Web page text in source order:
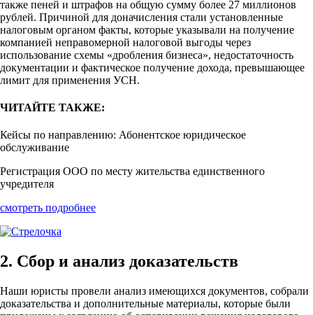
также пеней и штрафов на общую сумму более 27 миллионов
рублей. Причиной для доначисления стали установленные
налоговым органом факты, которые указывали на получение
компанией неправомерной налоговой выгоды через
использование схемы «дробления бизнеса», недостаточность
документации и фактическое получение дохода, превышающее
лимит для применения УСН.
ЧИТАЙТЕ ТАКЖЕ:
Кейсы по направлению: Абонентское юридическое
обслуживание
Регистрация ООО по месту жительства единственного
учредителя
смотреть подробнее
2. Сбор и анализ доказательств
Наши юристы провели анализ имеющихся документов, собрали
доказательства и дополнительные материалы, которые были